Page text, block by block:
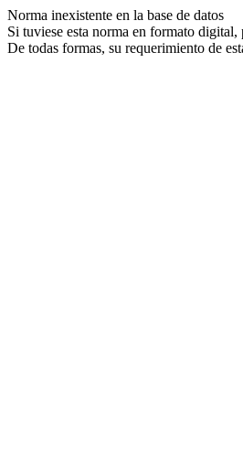
Norma inexistente en la base de datos
Si tuviese esta norma en formato
De todas formas, su requerimiento de